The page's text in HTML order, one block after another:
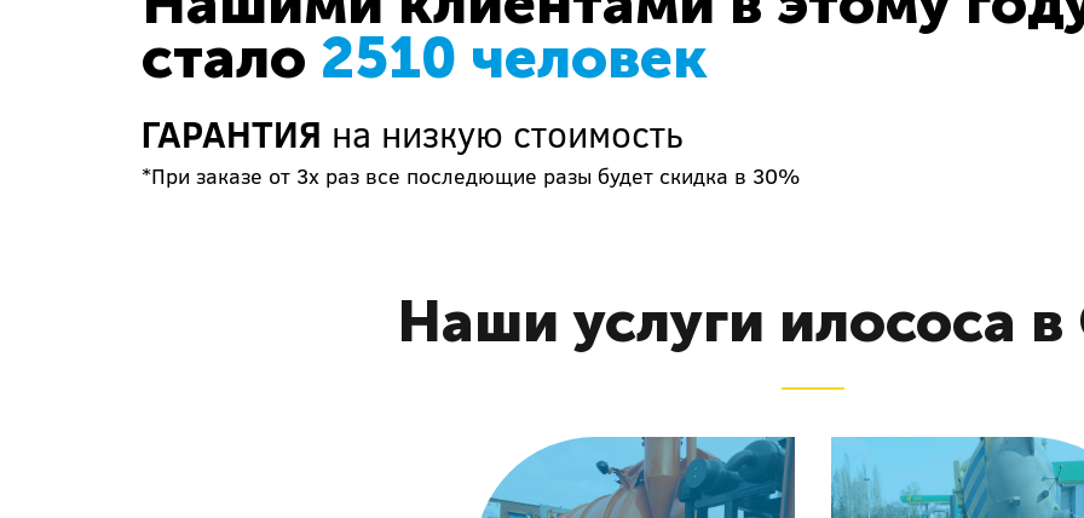
стало 2510 человек
ГАРАНТИЯ на низкую стоимость
*При заказе от 3х раз все последющие разы будет скидка в 30%
Наши услуги илососа